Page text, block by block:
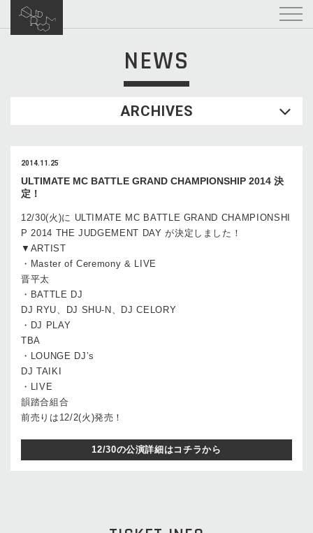
NEWS
ARCHIVES
2014.11.25
ULTIMATE MC BATTLE GRAND CHAMPIONSHIP 2014 決
定！
12/30(火)に ULTIMATE MC BATTLE GRAND CHAMPIONSHI
P 2014 THE JUDGEMENT DAY が決定しました！
▼ARTIST
・Master of Ceremony & LIVE
晋平太
・BATTLE DJ
DJ RYU、DJ SHU-N、DJ CELORY
・DJ PLAY
TBA
・LOUNGE DJ’s
DJ TAIKI
・LIVE
韻踏合組合
前売りは12/2(火)発売！
12/30の公演詳細はコチラから